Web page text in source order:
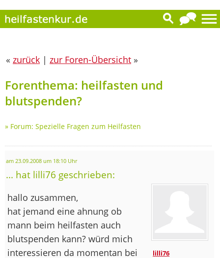
« zurück | zur Foren-Übersicht »
Forenthema: heilfasten und
blutspenden?
» Forum: Spezielle Fragen zum Heilfasten
am 23.09.2008 um 18:10 Uhr
... hat lilli76 geschrieben:
lilli76
hallo zusammen,
hat jemand eine ahnung ob
mann beim heilfasten auch
blutspenden kann? würd mich
interessieren da momentan bei